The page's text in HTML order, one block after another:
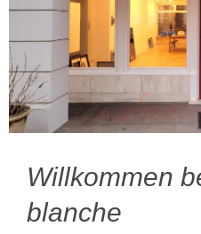
Willkommen
blanche